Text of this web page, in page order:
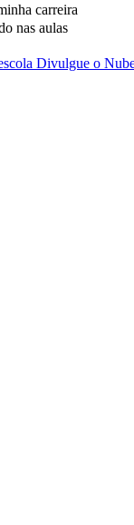
carreira
nas aulas
Divulgue o